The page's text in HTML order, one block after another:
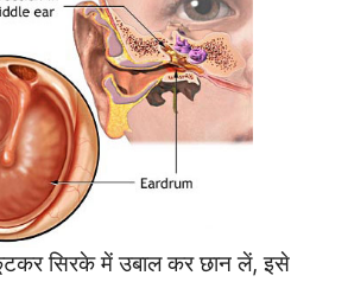
सिरके में उबाल कर छान लें, इसे